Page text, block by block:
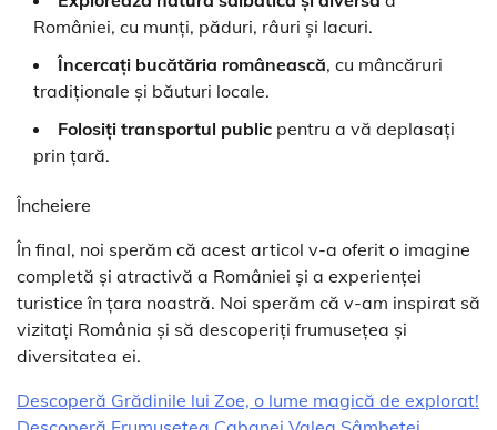
României, cu munți, păduri, râuri și lacuri.
Încercați bucătăria românească, cu mâncăruri
tradiționale și băuturi locale.
Folosiți transportul public pentru a vă deplasați
prin țară.
Încheiere
În final, noi sperăm că acest articol v-a oferit o imagine
completă și atractivă a României și a experienței
turistice în țara noastră. Noi sperăm că v-am inspirat să
vizitați România și să descoperiți frumusețea și
diversitatea ei.
Descoperă Grădinile lui Zoe, o lume magică de explorat!